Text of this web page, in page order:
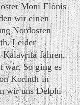
Moni Elónis
wir einen
Nordosten
Leider
Kalavrita fahren,
war. So ging es
Korinth in
wir uns Delphi